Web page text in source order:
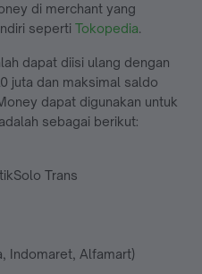
di merchant yang
seperti Tokopedia.
dapat diisi ulang dengan
juta dan maksimal saldo
dapat digunakan untuk
sebagai berikut:
Trans
Indomaret, Alfamart)